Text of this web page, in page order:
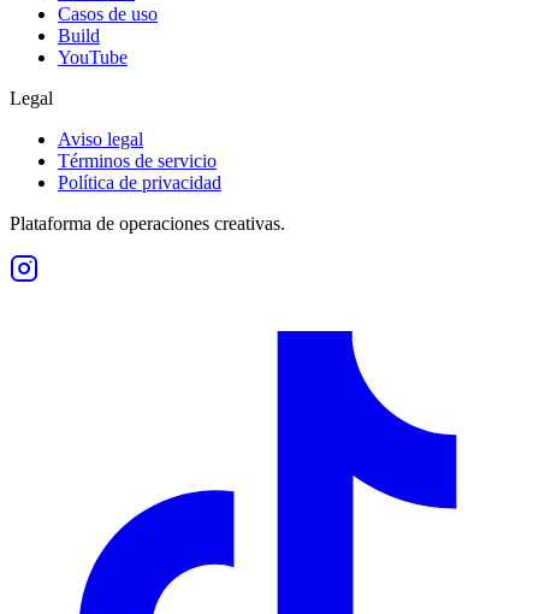
Casos de uso
Build
YouTube
Legal
Aviso legal
Términos de servicio
Política de privacidad
Plataforma de operaciones creativas.